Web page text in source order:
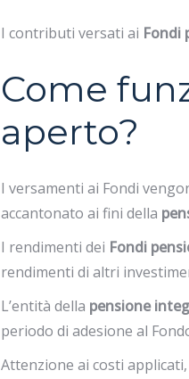
I contributi versati ai Fondi
Come
aperto?
I versamenti ai Fondi
accantonato ai fini della
I rendimenti dei Fondi
rendimenti di altri
L’entità della pensione
periodo di adesione al
Attenzione ai costi